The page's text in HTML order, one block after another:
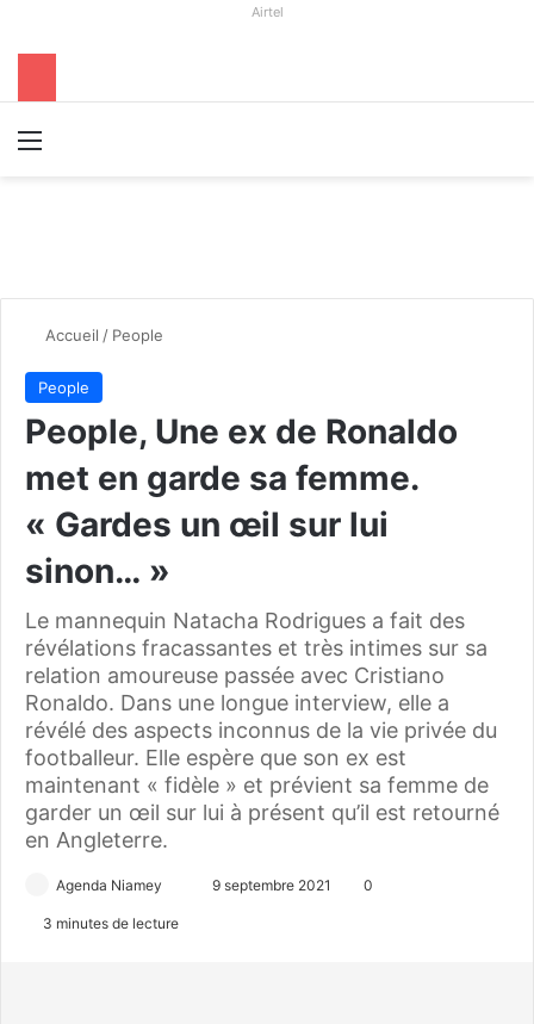
Airtel
Accueil / People
People
People, Une ex de Ronaldo
met en garde sa femme.
« Gardes un œil sur lui
sinon… »
Le mannequin Natacha Rodrigues a fait des
révélations fracassantes et très intimes sur sa
relation amoureuse passée avec Cristiano
Ronaldo. Dans une longue interview, elle a
révélé des aspects inconnus de la vie privée du
footballeur. Elle espère que son ex est
maintenant « fidèle » et prévient sa femme de
garder un œil sur lui à présent qu’il est retourné
en Angleterre.
Agenda Niamey 9 septembre 2021 0
3 minutes de lecture